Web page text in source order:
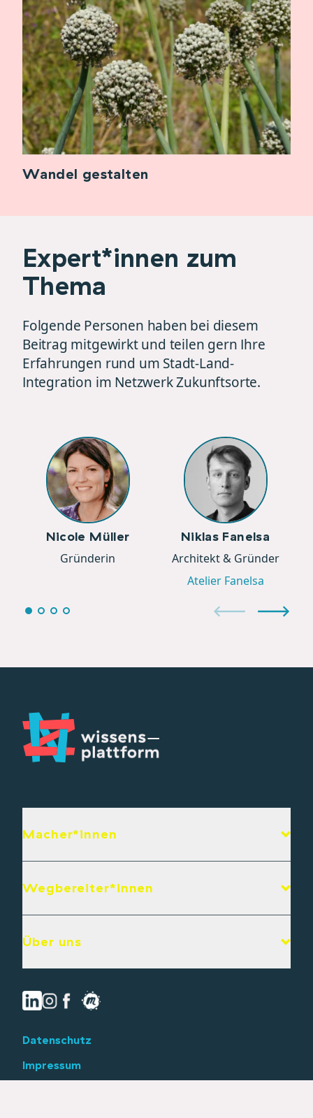
Wandel gestalten
Expert*innen zum
Thema
Folgende Personen haben bei diesem
Beitrag mitgewirkt und teilen gern Ihre
Erfahrungen rund um Stadt-Land-
Integration im Netzwerk Zukunftsorte.
Nicole Müller
Gründerin
Niklas Fanelsa
Architekt & Gründer
Atelier Fanelsa
Macher*innen
Wegbereiter*innen
Über uns
Datenschutz
Impressum